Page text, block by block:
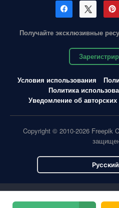
Получайте эксклюзивные
Условия использования
Политика
Уведомление об авторских
Copyright © 2010-2026 Freepik
Pусский